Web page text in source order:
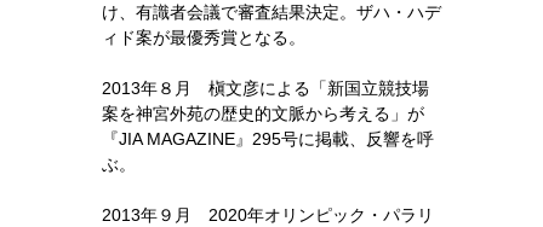
け、有識者会議で審査結果決定。ザハ・ハデ
ィド案が最優秀賞となる。
2013年８月 槇文彦による「新国立競技場
案を神宮外苑の歴史的文脈から考える」が
『JIA MAGAZINE』295号に掲載、反響を呼
ぶ。
2013年９月 2020年オリンピック・パラリ